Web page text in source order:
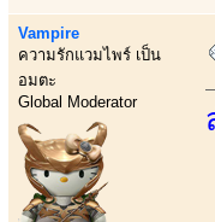
Vampire
ความรักแวมไพร์ เป็น
อมตะ
Global Moderator